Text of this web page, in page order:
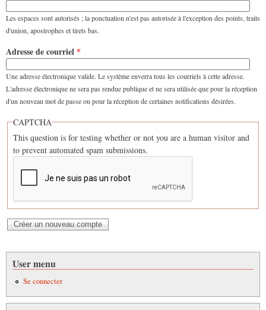
Les espaces sont autorisés ; la ponctuation n'est pas autorisée à l'exception des points, traits
d'union, apostrophes et tirets bas.
Adresse de courriel *
Une adresse électronique valide. Le système enverra tous les courriels à cette adresse.
L'adresse électronique ne sera pas rendue publique et ne sera utilisée que pour la réception
d'un nouveau mot de passe ou pour la réception de certaines notifications désirées.
CAPTCHA
This question is for testing whether or not you are a human visitor and
to prevent automated spam submissions.
User menu
Se connecter